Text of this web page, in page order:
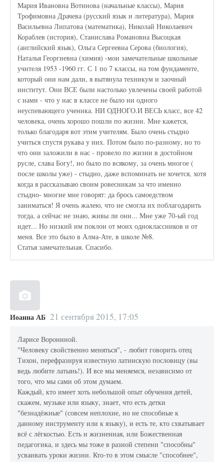
Мария Ивановна Вотинова (начальные классы), Мария
Трофимовна Драчева (русский язык и литература), Мария
Васильевна Липатова (математика), Николай Николаевич
Кораблев (история), Станислава Романовна Высоцкая
(английский язык), Ольга Сергеевна Серова (биология),
Наталья Георгиевна (химия) -мои замечательные школьные
учителя 1953 -1960 гг. С 1 по 7 классы, на том фундаменте,
который они нам дали, я вытянула техникум и заочный
институт. Они ВСЕ были настолько увлечены своей работой
с нами - что у нас в классе не было ни одного
неуспевающего ученика. НИ ОДНОГО.И ВЕСЬ класс, все 42
человека, очень хорошо пошли по жизни. Мне кажется,
только благодаря вот этим учителям. Было очень стыдно
учиться спустя рукава у них. Потом было по-разному, но то
что они заложили в нас - провело по жизни в достойном
русле, слава Богу!, но было по всякому, за очень многое (
после школы уже) - стыдно, даже вспоминать не хочется, хотя
когда я рассказываю своим ровесникам за что именно
стыдно- многие мне говорят: да брось самоедством
заниматься! Я очень жалею, что не смогла их поблагодарить
тогда, а сейчас не знаю, живы ли они... Мне уже 70-ый год
идет... Но низкий им поклон от моих одноклассников и от
меня. Все это было в Алма-Ате, в школе №8.
Статья замечательная. Спасибо.
Иоанна АБ 21 сентября 2015, 17:05
Ларисе Ворониной.
"Человеку свойственно меняться", - любит говорить отец
Тихон, перефразируя известную латинскую пословицу (вы
ведь любите латынь!). И все мы меняемся, независимо от
того, что мы сами об этом думаем.
Каждый, кто имеет хоть небольшой опыт обучения детей,
скажем, музыке или языку, знает, что есть детки
"безнадёжные" (совсем неплохие, но не способные к
данному инструменту или к языку), и есть те, кто схватывает
всё с лёгкостью. Есть и жизненная, или Божественная
педагогика, и здесь мы тоже в разной степени "способны"
усваивать уроки жизни. Кто-то в этом смысле "способнее",